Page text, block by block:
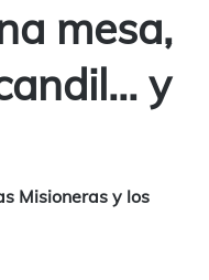
mesa,
y
Misioneras y los